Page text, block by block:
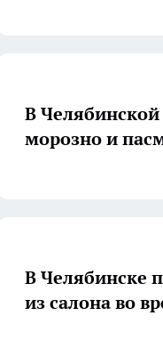
В Челябинской
морозно и
В Челябинске
из салона во